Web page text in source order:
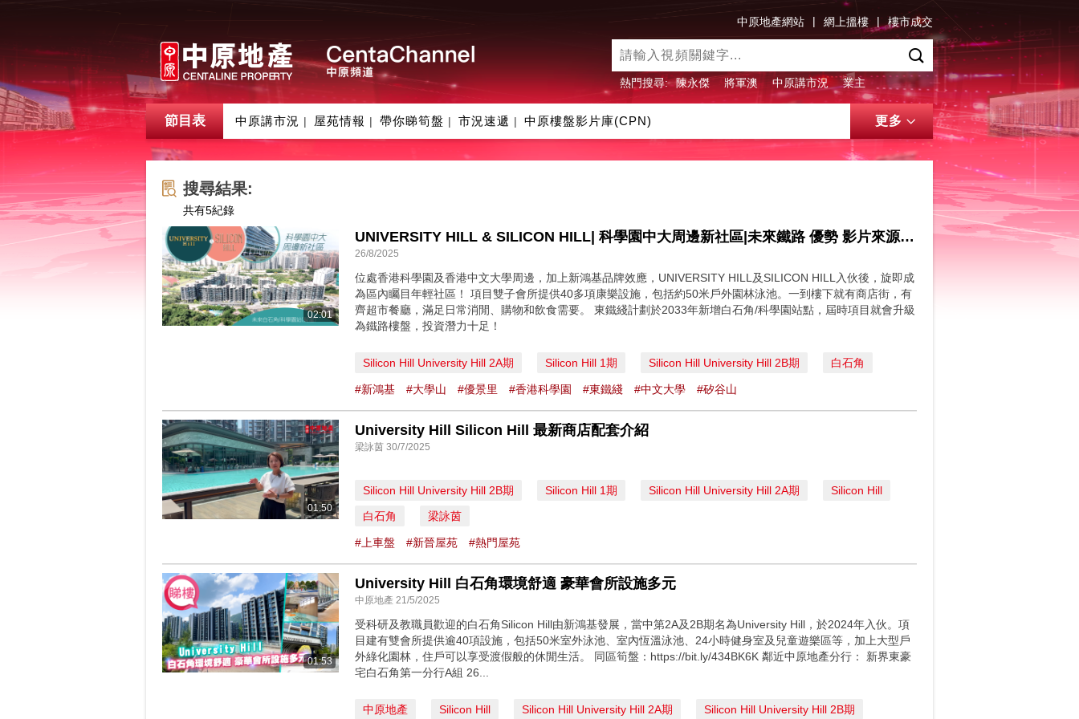
中原地產網站 | 網上搵樓 | 樓市成交
熱門搜尋: 陳永傑 將軍澳 中原講市況 業主
節目表 中原講市況 | 屋苑情報 | 帶你睇筍盤 | 市況速遞 | 中原樓盤影片庫(CPN) 更多
搜尋結果:
共有5紀錄
02:01
UNIVERSITY HILL & SILICON HILL| 科學園中大周邊新社區|未來鐵路 優勢 影片來源: FINANCE 730
26/8/2025
位處香港科學園及香港中文大學周邊，加上新鴻基品牌效應，UNIVERSITY HILL及SILICON HILL入伙後，旋即成
為區內矚目年輕社區！ 項目雙子會所提供40多項康樂設施，包括約50米戶外園林泳池。一到樓下就有商店街，有
齊超市餐廳，滿足日常消閒、購物和飲食需要。 東鐵綫計劃於2033年新增白石角/科學園站點，屆時項目就會升級
為鐵路樓盤，投資潛力十足！
Silicon Hill University Hill 2A期 Silicon Hill 1期 Silicon Hill University Hill 2B期 白石角
#新鴻基 #大學山 #優景里 #香港科學園 #東鐵綫 #中文大學 #矽谷山
01:50
University Hill Silicon Hill 最新商店配套介紹
梁詠茵 30/7/2025
Silicon Hill University Hill 2B期 Silicon Hill 1期 Silicon Hill University Hill 2A期
Silicon Hill
白石角
梁詠茵
#上車盤 #新晉屋苑 #熱門屋苑
01:53
University Hill 白石角環境舒適 豪華會所設施多元
中原地產 21/5/2025
受科研及教職員歡迎的白石角Silicon Hill由新鴻基發展，當中第2A及2B期名為University Hill，於2024年入伙。項
目建有雙會所提供逾40項設施，包括50米室外泳池、室內恆溫泳池、24小時健身室及兒童遊樂區等，加上大型戶
外綠化園林，住戶可以享受渡假般的休閒生活。 同區筍盤：https://bit.ly/434BK6K 鄰近中原地產分行： 新界東豪
宅白石角第一分行A組 26...
中原地產 Silicon Hill Silicon Hill University Hill 2A期 Silicon Hill University Hill 2B期